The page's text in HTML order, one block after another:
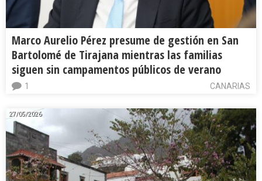
Marco Aurelio Pérez presume de gestión en San
Bartolomé de Tirajana mientras las familias
siguen sin campamentos públicos de verano
CANARIAS
1
27/05/2026